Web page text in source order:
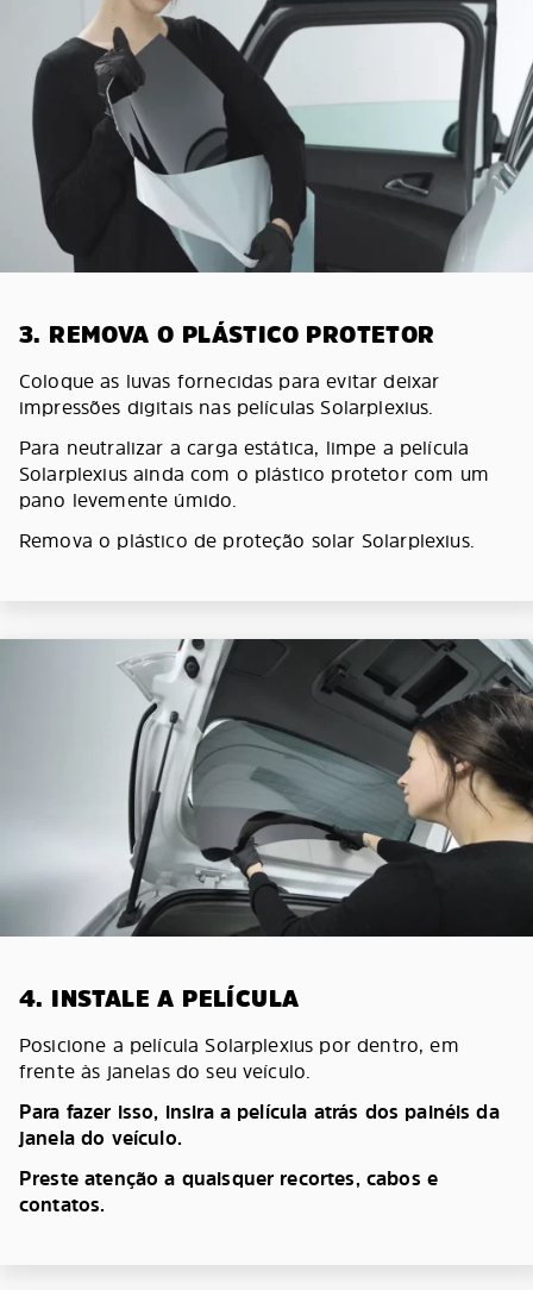
3. REMOVA O PLÁSTICO PROTETOR
Coloque as luvas fornecidas para evitar deixar
impressões digitais nas películas Solarplexius.
Para neutralizar a carga estática, limpe a película
Solarplexius ainda com o plástico protetor com um
pano levemente úmido.
Remova o plástico de proteção solar Solarplexius.
4. INSTALE A PELÍCULA
Posicione a película Solarplexius por dentro, em
frente às janelas do seu veículo.
Para fazer isso, insira a película atrás dos painéis da
janela do veículo.
Preste atenção a quaisquer recortes, cabos e
contatos.